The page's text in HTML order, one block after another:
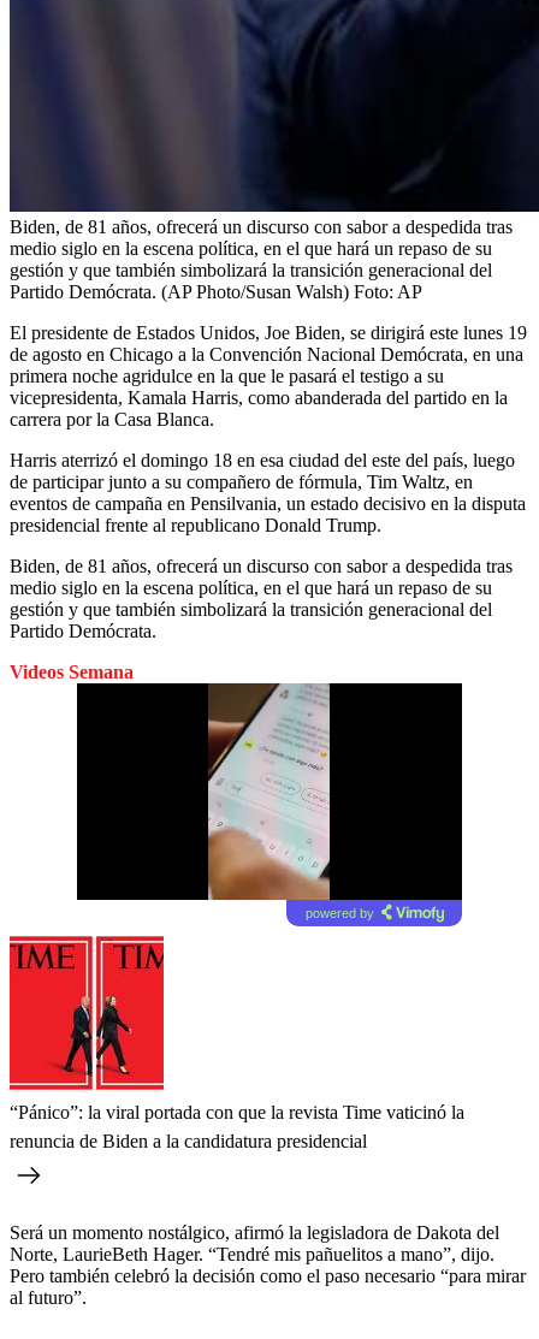
Biden, de 81 años, ofrecerá un discurso con sabor a despedida tras
medio siglo en la escena política, en el que hará un repaso de su
gestión y que también simbolizará la transición generacional del
Partido Demócrata. (AP Photo/Susan Walsh) Foto: AP
El presidente de Estados Unidos, Joe Biden, se dirigirá este lunes 19
de agosto en Chicago a la Convención Nacional Demócrata, en una
primera noche agridulce en la que le pasará el testigo a su
vicepresidenta, Kamala Harris, como abanderada del partido en la
carrera por la Casa Blanca.
Harris aterrizó el domingo 18 en esa ciudad del este del país, luego
de participar junto a su compañero de fórmula, Tim Waltz, en
eventos de campaña en Pensilvania, un estado decisivo en la disputa
presidencial frente al republicano Donald Trump.
Biden, de 81 años, ofrecerá un discurso con sabor a despedida tras
medio siglo en la escena política, en el que hará un repaso de su
gestión y que también simbolizará la transición generacional del
Partido Demócrata.
Videos Semana
powered by
“Pánico”: la viral portada con que la revista Time vaticinó la
renuncia de Biden a la candidatura presidencial
Será un momento nostálgico, afirmó la legisladora de Dakota del
Norte, LaurieBeth Hager. “Tendré mis pañuelitos a mano”, dijo.
Pero también celebró la decisión como el paso necesario “para mirar
al futuro”.